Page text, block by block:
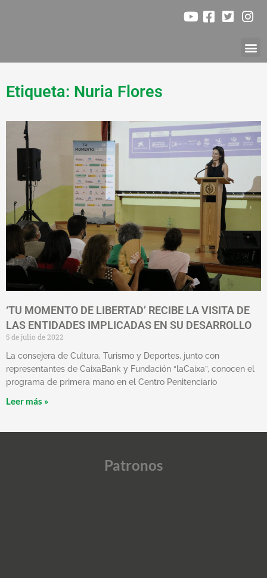
Etiqueta: Nuria Flores
‘TU MOMENTO DE LIBERTAD’ RECIBE LA VISITA DE
LAS ENTIDADES IMPLICADAS EN SU DESARROLLO
5 de julio de 2022
La consejera de Cultura, Turismo y Deportes, junto con
representantes de CaixaBank y Fundación “laCaixa”, conocen el
programa de primera mano en el Centro Penitenciario
Leer más »
Patronos